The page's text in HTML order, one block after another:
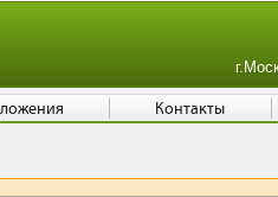
Контакты